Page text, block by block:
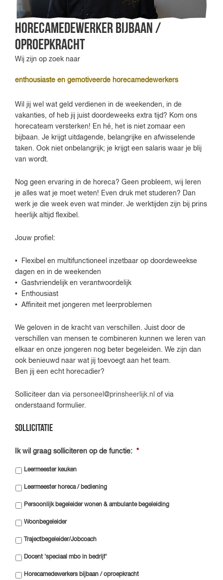
Horecamedewerker bijbaan /
oproepkracht
Wij zijn op zoek naar
enthousiaste en gemotiveerde horecamedewerkers
Wil jij wel wat geld verdienen in de weekenden, in de
vakanties, of heb jij juist doordeweeks extra tijd? Kom ons
horecateam versterken! En hé, het is niet zomaar een
bijbaan. Je krijgt uitdagende, belangrijke en afwisselende
taken. Ook niet onbelangrijk; je krijgt een salaris waar je blij
van wordt.
Nog geen ervaring in de horeca? Geen probleem, wij leren
je alles wat je moet weten! Even druk met studeren? Dan
werk je die week even wat minder. Je werktijden zijn bij prins
heerlijk altijd flexibel.
Jouw profiel:
• Flexibel en multifunctioneel inzetbaar op doordeweekse
dagen en in de weekenden
• Gastvriendelijk en verantwoordelijk
• Enthousiast
• Affiniteit met jongeren met leerproblemen
We geloven in de kracht van verschillen. Juist door de
verschillen van mensen te combineren kunnen we leren van
elkaar en onze jongeren nog beter begeleiden. We zijn dan
ook benieuwd naar wat jij toevoegt aan het team.
Ben jij een echt horecadier?
Solliciteer dan via personeel@prinsheerlijk.nl of via
onderstaand formulier.
Sollicitatie
Ik wil graag solliciteren op de functie: *
Leermeester keuken
Leermeester horeca / bediening
Persoonlijk begeleider wonen & ambulante begeleiding
Woonbegeleider
Trajectbegeleider/Jobcoach
Docent 'speciaal mbo in bedrijf'
Horecamedewerkers bijbaan / oproepkracht